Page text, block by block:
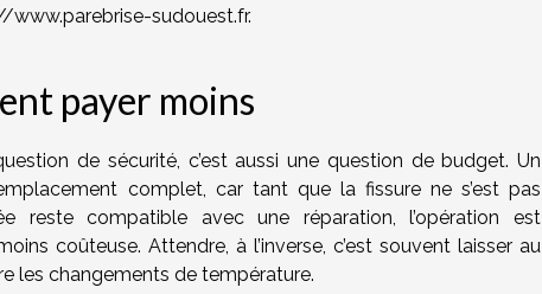
www.parebrise-sudouest.fr.
payer moins
de sécurité, c’est aussi une question de budget. Un
complet, car tant que la fissure ne s’est pas
reste compatible avec une réparation, l’opération est
coûteuse. Attendre, à l’inverse, c’est souvent laisser au
les changements de température.